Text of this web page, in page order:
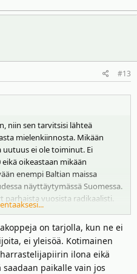
#13
niin sen tarvitsisi lähteä
mielenkiinnosta. Mikään
uutuus ei ole toiminut. Ei
oikeastaan mikään
enempi Baltian maissa
näyttäytymässä Suomessa.
parhaista vuosista radikaalisti.
kolme tai neljä autoa viivalla.
kukkia eikä olisi joka
mm. teknisillä
on tarjolla, kun ne ei
ei yleisöä. Kotimainen
ilona eikä
paikalle vain jos